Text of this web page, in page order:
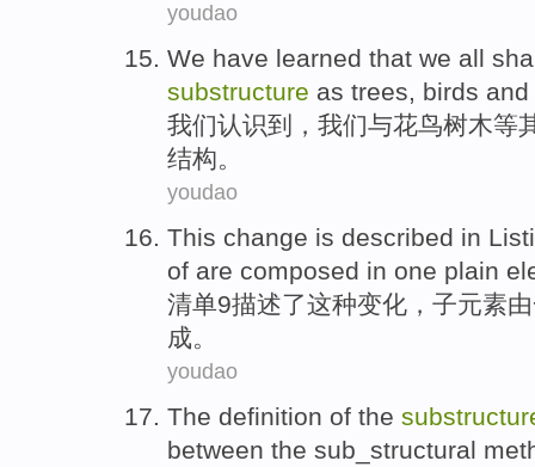
youdao
We have learned that we all
substructure as trees, birds and
我们认识到，我们与花鸟树木等
结构。
youdao
This change is described in
of are composed in one plain
清单9描述了这种变化 ， 子元素由
成。
youdao
The definition of the
between the sub_structural